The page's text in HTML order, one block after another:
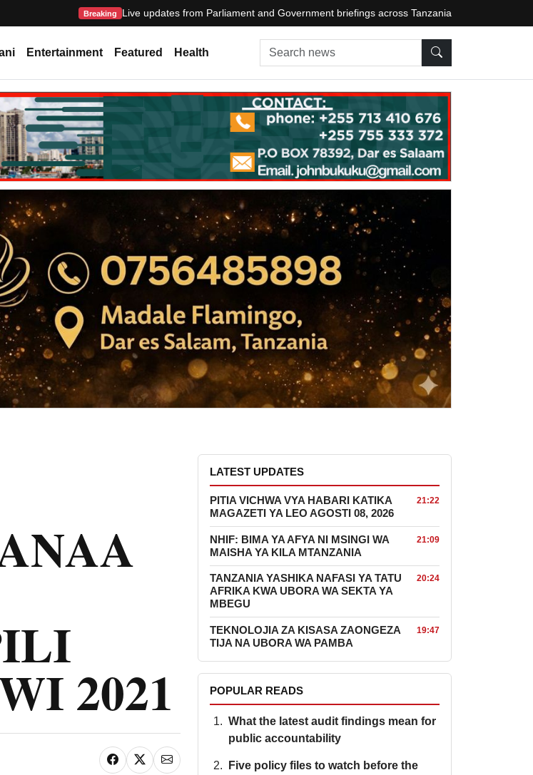
Breaking Live updates from Parliament and Government briefings across Tanzania
Entertainment Featured Health Search news
2021
LATEST UPDATES
PITIA VICHWA VYA HABARI KATIKA
MAGAZETI YA LEO AGOSTI 08, 2026
21:22
NHIF: BIMA YA AFYA NI MSINGI WA
MAISHA YA KILA MTANZANIA
21:09
TANZANIA YASHIKA NAFASI YA TATU
AFRIKA KWA UBORA WA SEKTA YA
MBEGU
20:24
TEKNOLOJIA ZA KISASA ZAONGEZA
TIJA NA UBORA WA PAMBA
19:47
POPULAR READS
What the latest audit findings mean for
public accountability
Five policy files to watch before the